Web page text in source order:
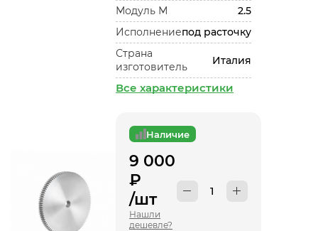
Модуль М
2.5
Исполнениепод расточку
Страна
изготовитель
Италия
Все характеристики
Наличие
9 000
₽
/шт
Нашли
дешевле?